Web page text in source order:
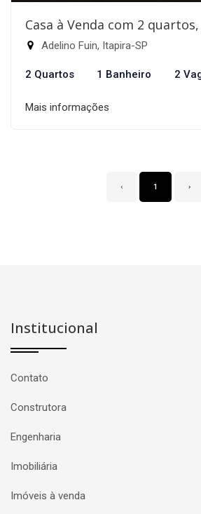
Casa à Venda com 2 quartos,
Adelino Fuin, Itapira-SP
2 Quartos 1 Banheiro 2
Mais informações
‹ 1 ›
Institucional
Contato
Construtora
Engenharia
Imobiliária
Imóveis à venda